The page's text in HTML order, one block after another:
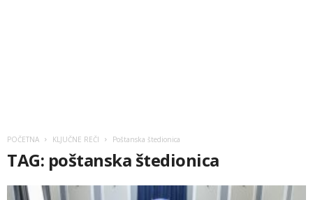
POČETNA KLJUČNE REČI Poštanska štedionica
TAG: poštanska štedionica